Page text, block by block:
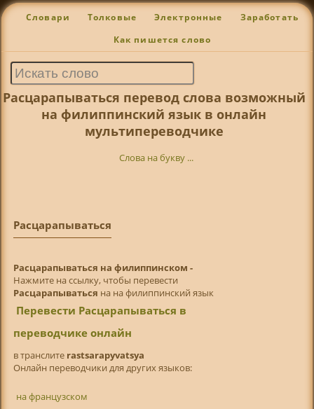
Словари Толковые Электронные Заработать
Как пишется слово
Расцарапываться перевод слова возможный
на филиппинский язык в онлайн
мультипереводчике
Слова на букву ...
Расцарапываться
Расцарапываться на филиппинском -
Нажмите на ссылку, чтобы перевести
Расцарапываться на на филиппинский язык
Перевести Расцарапываться в
переводчике онлайн
в транслитe rastsarapyvatsya
Онлайн переводчики для других языков:
на французском